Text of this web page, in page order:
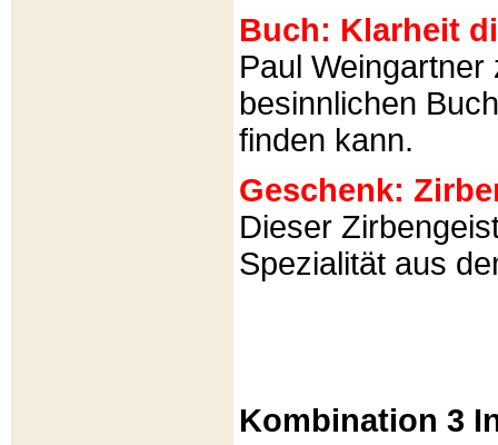
Buch: Klarheit
Paul
besinnlichen
finden kann.
Geschenk:
Dieser
Spezialität aus
Kombination 3